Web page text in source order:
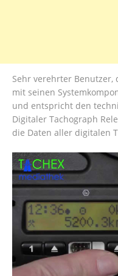
Sehr verehrter Benutzer,
mit seinen
und entspricht den
Digitaler Tachograph
die Daten aller digitalen